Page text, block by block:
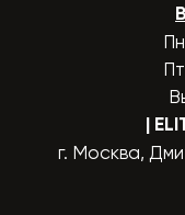
|
г. Москва,